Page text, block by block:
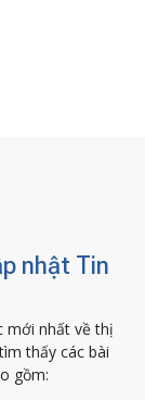
nhật Tin
mới nhất về thị
thấy các bài
gồm: